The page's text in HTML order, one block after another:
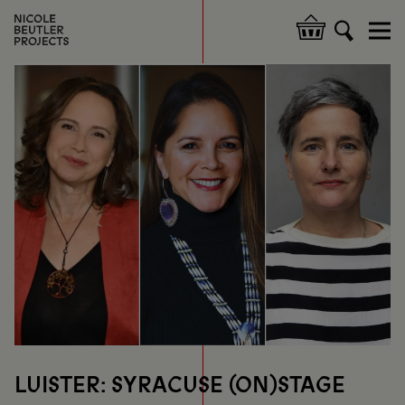
en
naar
Hoofdnavigatie
LUISTER: SYRACUSE (ON)STAGE